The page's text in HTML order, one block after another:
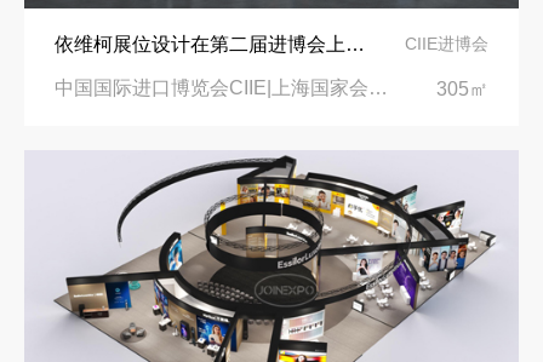
依维柯展位设计在第二届进博会上吸引万千瞩目 CIIE进博会
中国国际进口博览会CIIE|上海国家会展中心 305㎡